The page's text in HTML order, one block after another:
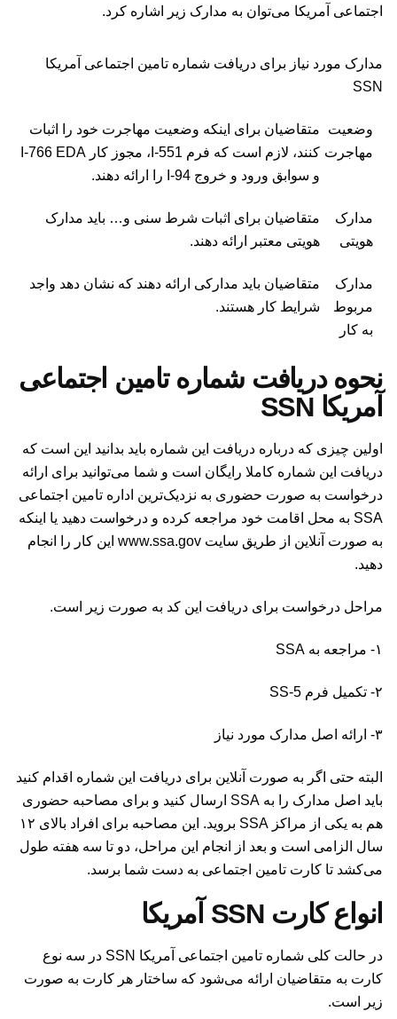
اجتماعی آمریکا می‌توان به مدارک زیر اشاره کرد.
مدارک مورد نیاز برای دریافت شماره تامین اجتماعی آمریکا
SSN
وضعیت
مهاجرت
متقاضیان برای اینکه وضعیت مهاجرت خود را اثبات
کنند، لازم است که فرم I-551، مجوز کار I-766 EDA
و سوابق ورود و خروج I-94 را ارائه دهند.
مدارک
هویتی
متقاضیان برای اثبات شرط سنی و… باید مدارک
هویتی معتبر ارائه دهند.
مدارک
مربوط
به کار
متقاضیان باید مدارکی ارائه دهند که نشان دهد واجد
شرایط کار هستند.
نحوه دریافت شماره تامین اجتماعی
آمریکا SSN
اولین چیزی که درباره دریافت این شماره باید بدانید این است که
دریافت این شماره کاملا رایگان است و شما می‌توانید برای ارائه
درخواست به صورت حضوری به نزدیک‌ترین اداره تامین اجتماعی
SSA به محل اقامت خود مراجعه کرده و درخواست دهید یا اینکه
به صورت آنلاین از طریق سایتwww.ssa.govاین کار را انجام
دهید.
مراحل درخواست برای دریافت این کد به صورت زیر است.
البته حتی اگر به صورت آنلاین برای دریافت این شماره اقدام کنید
باید اصل مدارک را به SSA ارسال کنید و برای مصاحبه حضوری
هم به یکی از مراکز SSA بروید. این مصاحبه برای افراد بالای ۱۲
سال الزامی است و بعد از انجام این مراحل، دو تا سه هفته طول
می‌کشد تا کارت تامین اجتماعی به دست شما برسد.
انواع کارت SSN آمریکا
در حالت کلی شماره تامین اجتماعی آمریکا SSN در سه نوع
کارت به متقاضیان ارائه می‌شود که ساختار هر کارت به صورت
زیر است.